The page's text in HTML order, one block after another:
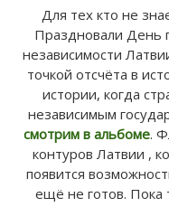
Для тех кто не
Праздновали День
независимости
точкой отсчёта в
истории, когда
независимым
смотрим в альбоме.
контуров Латвии ,
появится
ещё не готов. Пока